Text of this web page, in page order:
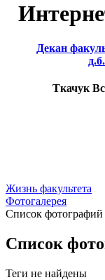
Декан
Ткачук
Жизнь факультета
Фотогалерея
Список фотографий
Список
Теги не найдены